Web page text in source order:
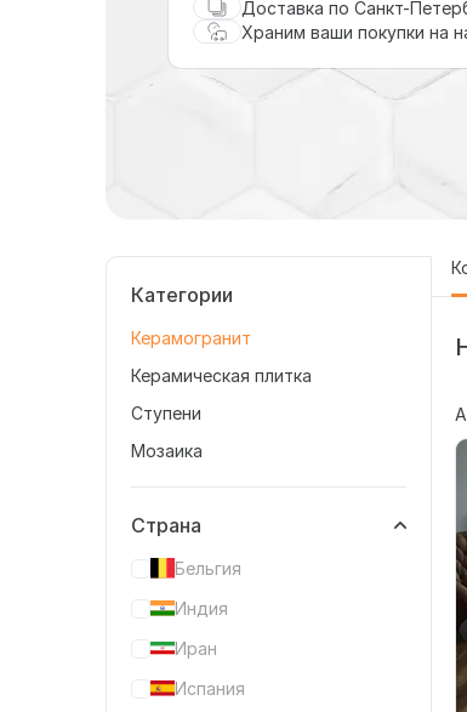
Доставка по Санкт-
Храним ваши покупки на
Категории
Керамогранит
Керамическая плитка
Ступени
Мозаика
Страна
Бельгия
Индия
Иран
Испания